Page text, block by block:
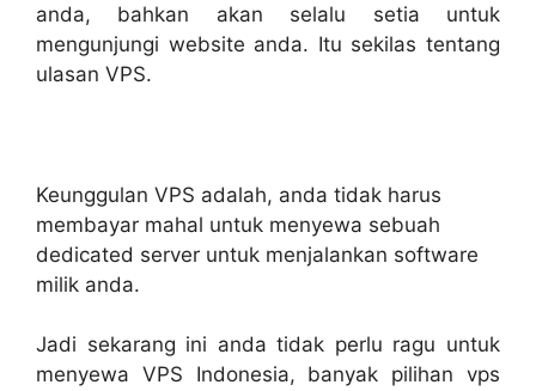
anda, bahkan akan selalu setia untuk
mengunjungi website anda. Itu sekilas tentang
ulasan VPS.
Keunggulan VPS adalah, anda tidak harus
membayar mahal untuk menyewa sebuah
dedicated server untuk menjalankan software
milik anda.
Jadi sekarang ini anda tidak perlu ragu untuk
menyewa VPS Indonesia, banyak pilihan vps